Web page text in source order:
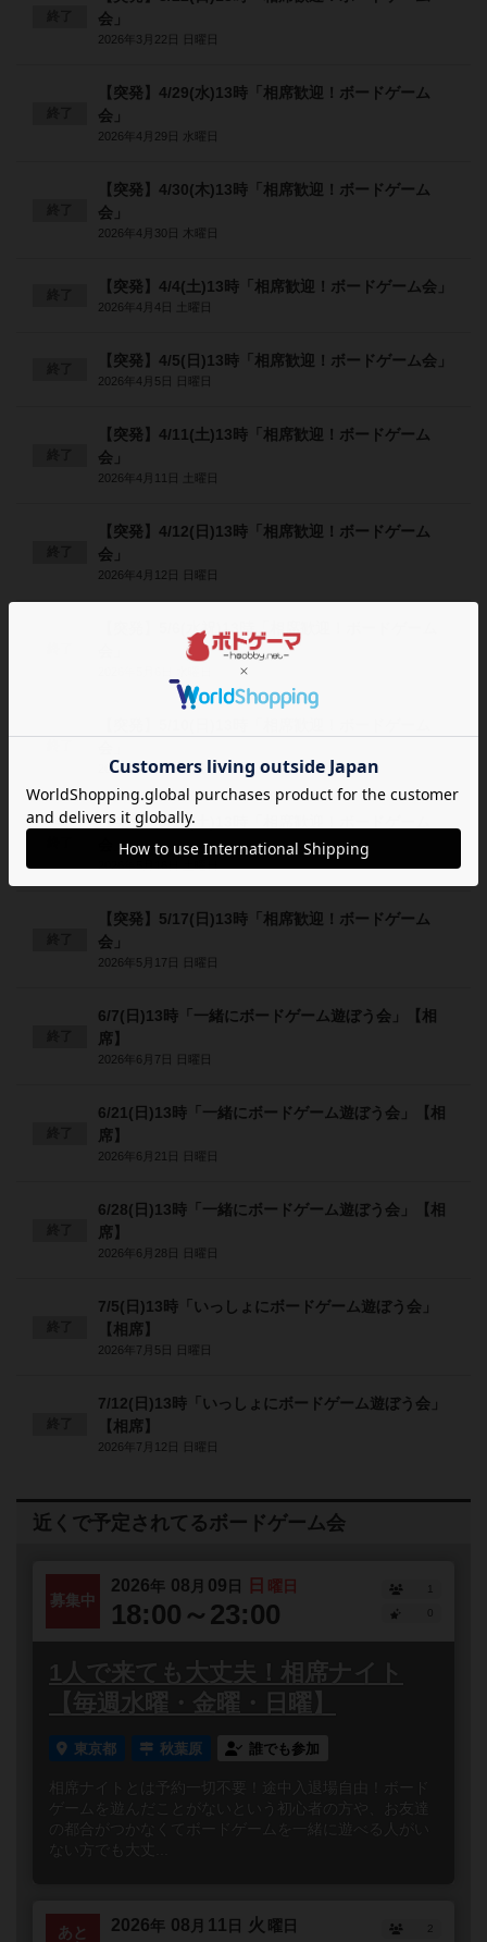
会」
2026年3月22日 日曜日
【突発】4/29(水)13時「相席歓迎！ボードゲーム
会」
2026年4月29日 水曜日
【突発】4/30(木)13時「相席歓迎！ボードゲーム
会」
2026年4月30日 木曜日
【突発】4/4(土)13時「相席歓迎！ボードゲーム会」
2026年4月4日 土曜日
【突発】4/5(日)13時「相席歓迎！ボードゲーム会」
2026年4月5日 日曜日
【突発】4/11(土)13時「相席歓迎！ボードゲーム
会」
2026年4月11日 土曜日
【突発】4/12(日)13時「相席歓迎！ボードゲーム
会」
2026年4月12日 日曜日
【突発】5/6(水祝)13時「相席歓迎！ボードゲーム
2026年5月10日 日曜日
【突発】5/16(土)13時「相席歓迎！ボードゲーム
会」
【突発】5/17(日)13時「相席歓迎！ボードゲーム
会」
2026年5月17日 日曜日
6/7(日)13時「一緒にボードゲーム遊ぼう会」【相
席】
2026年6月7日 日曜日
6/21(日)13時「一緒にボードゲーム遊ぼう会」【相
席】
2026年6月21日 日曜日
6/28(日)13時「一緒にボードゲーム遊ぼう会」【相
席】
2026年6月28日 日曜日
7/5(日)13時「いっしょにボードゲーム遊ぼう会」
【相席】
2026年7月5日 日曜日
7/12(日)13時「いっしょにボードゲーム遊ぼう会」
【相席】
2026年7月12日 日曜日
近くで予定されてるボードゲーム会
募集中
2026年 08 月 09 日 日 曜日
18:00～23:00
1
1人で来ても大丈夫！相席ナイト
【毎週水曜・金曜・日曜】
東京都 秋葉原 誰でも参加
相席ナイトとは予約一切不要！途中入退場自由！ボード
ゲームを遊んだことがないという初心者の方や、お友達
の都合がつかなくてボードゲームを一緒に遊べる人がい
ない方でも大丈...
あと
2026年 08 月 11 日 火 曜日 2